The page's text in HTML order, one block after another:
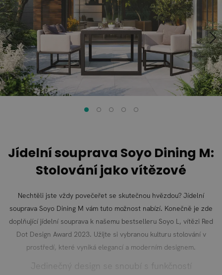
galerie
s
obrázky
galerie
s
obrázky
Jídelní souprava Soyo Dining M:
Stolování jako vítězové
Nechtěli jste vždy povečeřet se skutečnou hvězdou? Jídelní
souprava Soyo Dining M vám tuto možnost nabízí. Konečně je zde
doplňující jídelní souprava k našemu bestselleru Soyo L, vítězi Red
Dot Design Award 2023. Užijte si vybranou kulturu stolování v
prostředí, které vyniká elegancí a moderním designem.
Jedinečný design se snoubí s funkčností